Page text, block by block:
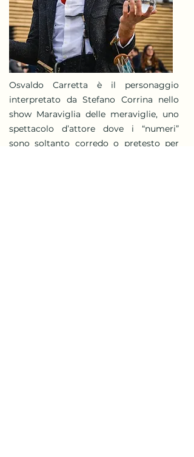
Osvaldo Carretta è il personaggio
interpretato da Stefano Corrina nello
show Maraviglia delle meraviglie, uno
spettacolo d’attore dove i “numeri”
sono soltanto corredo o pretesto per